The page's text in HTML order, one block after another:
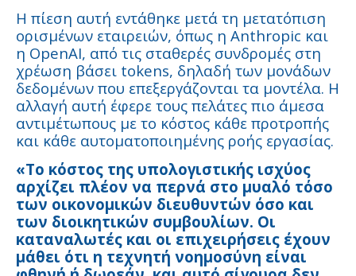
Η πίεση αυτή εντάθηκε μετά τη μετατόπιση
ορισμένων εταιρειών, όπως η Anthropic και
η OpenAI, από τις σταθερές συνδρομές στη
χρέωση βάσει tokens, δηλαδή των μονάδων
δεδομένων που επεξεργάζονται τα μοντέλα. Η
αλλαγή αυτή έφερε τους πελάτες πιο άμεσα
αντιμέτωπους με το κόστος κάθε προτροπής
και κάθε αυτοματοποιημένης ροής εργασίας.
«Το κόστος της υπολογιστικής ισχύος
αρχίζει πλέον να περνά στο μυαλό τόσο
των οικονομικών διευθυντών όσο και
των διοικητικών συμβουλίων. Οι
καταναλωτές και οι επιχειρήσεις έχουν
μάθει ότι η τεχνητή νοημοσύνη είναι